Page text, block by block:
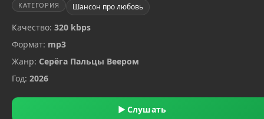
КАТЕГОРИЯ Шансон про любовь
Качество: 320 kbps
Формат: mp3
Жанр: Серёга Пальцы Веером
Год: 2026
▶ Слушать